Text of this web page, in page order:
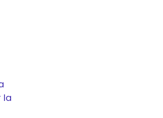
la